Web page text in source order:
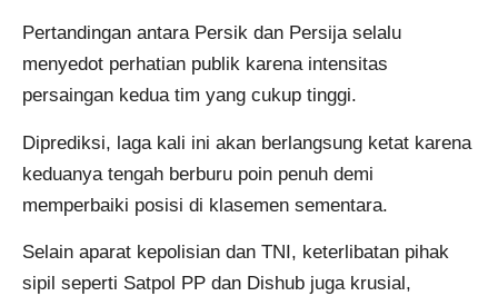
Pertandingan antara Persik dan Persija selalu
menyedot perhatian publik karena intensitas
persaingan kedua tim yang cukup tinggi.
Diprediksi, laga kali ini akan berlangsung ketat karena
keduanya tengah berburu poin penuh demi
memperbaiki posisi di klasemen sementara.
Selain aparat kepolisian dan TNI, keterlibatan pihak
sipil seperti Satpol PP dan Dishub juga krusial,